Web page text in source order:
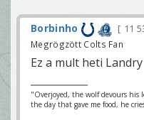
Borbinho 11
Megrögzött Colts Fan
Ez a mult heti
"Overjoyed, the wolf devours his
the day that gave me food, he